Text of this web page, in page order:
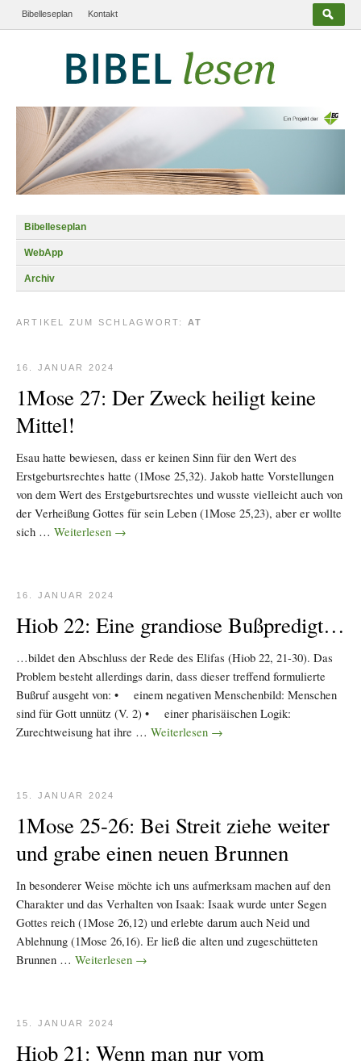
Bibelleseplan Kontakt
Bibelleseplan
WebApp
Archiv
ARTIKEL ZUM SCHLAGWORT: AT
16. JANUAR 2024
1Mose 27: Der Zweck heiligt keine
Mittel!
Esau hatte bewiesen, dass er keinen Sinn für den Wert des
Erstgeburtsrechtes hatte (1Mose 25,32). Jakob hatte Vorstellungen
von dem Wert des Erstgeburtsrechtes und wusste vielleicht auch von
der Verheißung Gottes für sein Leben (1Mose 25,23), aber er wollte
sich … Weiterlesen →
16. JANUAR 2024
Hiob 22: Eine grandiose Bußpredigt…
…bildet den Abschluss der Rede des Elifas (Hiob 22, 21-30). Das
Problem besteht allerdings darin, dass dieser treffend formulierte
Bußruf ausgeht von: • einem negativen Menschenbild: Menschen
sind für Gott unnütz (V. 2) • einer pharisäischen Logik:
Zurechtweisung hat ihre … Weiterlesen →
15. JANUAR 2024
1Mose 25-26: Bei Streit ziehe weiter
und grabe einen neuen Brunnen
In besonderer Weise möchte ich uns aufmerksam machen auf den
Charakter und das Verhalten von Isaak: Isaak wurde unter Segen
Gottes reich (1Mose 26,12) und erlebte darum auch Neid und
Ablehnung (1Mose 26,16). Er ließ die alten und zugeschütteten
Brunnen … Weiterlesen →
15. JANUAR 2024
Hiob 21: Wenn man nur vom